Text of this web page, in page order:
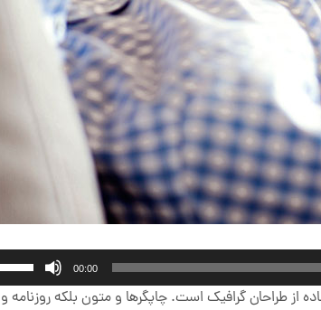
00:00
از طراحان گرافیک است. چاپگرها و متون بلکه روزنامه و